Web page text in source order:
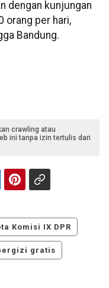
dengan kunjungan
orang per hari,
Bandung.
crawling atau
ini tanpa izin tertulis dari
Komisi IX DPR
gratis